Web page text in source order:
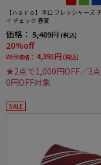
【ｎｅｒｏ】ネロ フレッシャーズ
イ チェック 春夏
価格： 5,489円 (税込)
20%off
WEB価格： 4,391円 (税込)
★2点で1,000円OFF／3
0円OFF対象
SALE